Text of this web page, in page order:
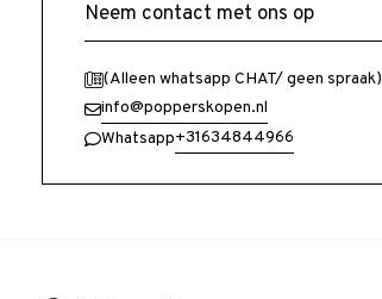
Neem contact met ons op
(Alleen whatsapp CHAT/ geen spraak)
info@popperskopen.nl
Whatsapp+31634844966